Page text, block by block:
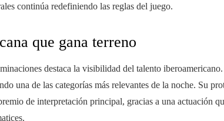
continúa redefiniendo las reglas del juego.
que gana terreno
destaca la visibilidad del talento
una de las categorías más relevantes de la noche. Su
de interpretación principal, gracias a una actuación